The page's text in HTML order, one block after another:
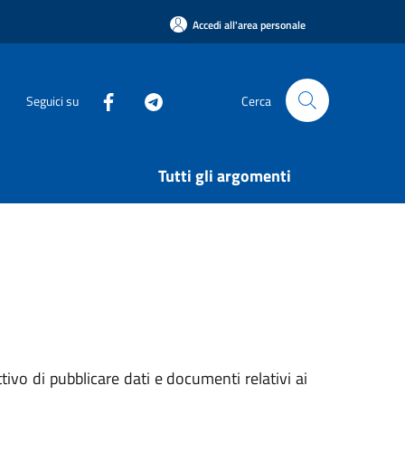
Accedi all'area personale
Seguici su Cerca
Tutti gli argomenti
di pubblicare dati e documenti relativi ai